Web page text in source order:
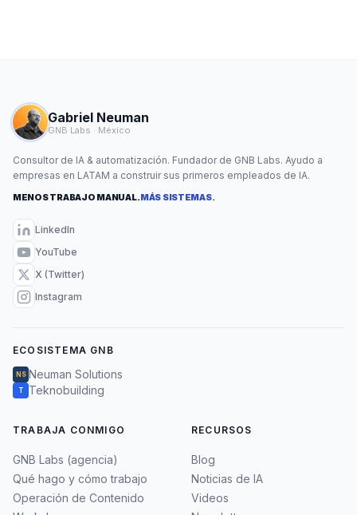
Gabriel Neuman
GNB Labs · México
Consultor de IA & automatización. Fundador de GNB Labs. Ayudo a
empresas en LATAM a construir sus primeros empleados de IA.
MENOS TRABAJO MANUAL.MÁS SISTEMAS.
LinkedIn
YouTube
X (Twitter)
Instagram
ECOSISTEMA GNB
NS Neuman Solutions
T Teknobuilding
TRABAJA CONMIGO
GNB Labs (agencia)
Qué hago y cómo trabajo
Operación de Contenido
RECURSOS
Blog
Noticias de IA
Videos